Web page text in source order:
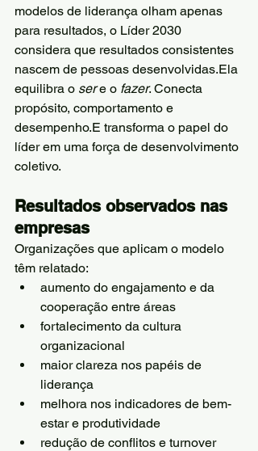
modelos de liderança olham apenas
para resultados, o Líder 2030
considera que resultados consistentes
nascem de pessoas desenvolvidas.Ela
equilibra o ser e o fazer. Conecta
propósito, comportamento e
desempenho.E transforma o papel do
líder em uma força de desenvolvimento
coletivo.
Resultados observados nas
empresas
Organizações que aplicam o modelo
têm relatado:
aumento do engajamento e da
cooperação entre áreas
fortalecimento da cultura
organizacional
maior clareza nos papéis de
liderança
melhora nos indicadores de bem-
estar e produtividade
redução de conflitos e turnover